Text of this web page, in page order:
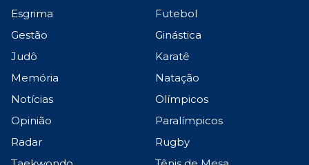
Esgrima
Futebol
Gestão
Ginástica
Judô
Karatê
Memória
Natação
Notícias
Olímpicos
Opinião
Paralímpicos
Radar
Rugby